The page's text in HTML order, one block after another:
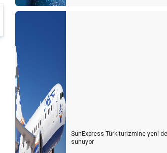
Türk de olsa yabancı da olsa bekara otel odası
Antalya'nın sahilleri dolu ama turistle değil
Turizmcinin oksijeni tükenmek üzere
Turizmde umutlar temmuz ayına kaldı
SunExpress Türk turizmine yeni
sunuyor